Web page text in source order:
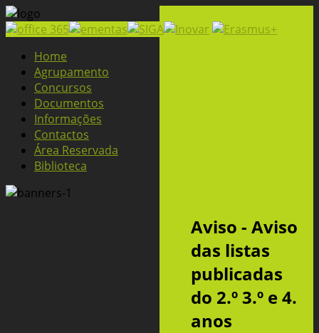
Home
Agrupamento
Concursos
Documentos
Informações
Contactos
Área Reservada
Biblioteca
Aviso - Aviso
das listas
publicadas
do 2.º 3.º e 4.
anos